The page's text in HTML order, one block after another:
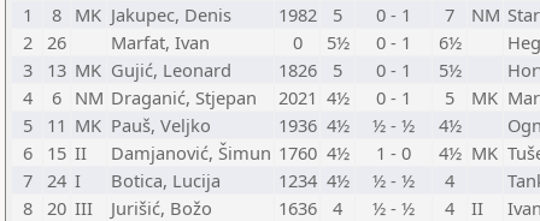
1
8 MK Jakupec, Denis 1982 5 0 - 1 7 NM
2
26 Marfat, Ivan 0 5½ 0 - 1 6½
3
13 MK Gujić, Leonard 1826 5 0 - 1 5½
4
6 NM Draganić, Stjepan 2021 4½ 0 - 1 5 MK
5
11 MK Pauš, Veljko 1936 4½ ½ - ½ 4½
6
15 II Damjanović, Šimun 1760 4½ 1 - 0 4½ MK
7
24 I Botica, Lucija 1234 4½ ½ - ½ 4
8
20 III Jurišić, Božo 1636 4 ½ - ½ 4 II